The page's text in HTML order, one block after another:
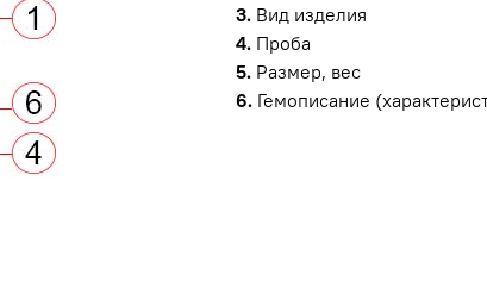
3.Вид изделия
4.Проба
5.Размер, вес
6.Гемописание